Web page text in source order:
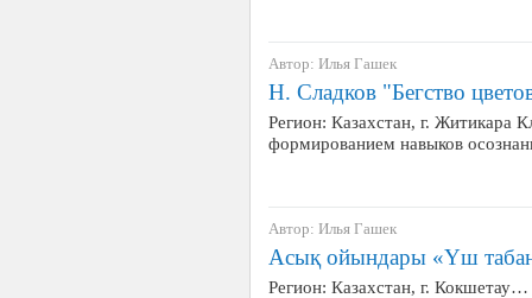
Автор: Илья Гашек
Н. Сладков "Бегство
Регион: Казахстан, г. Житикара
формированием навыков
Автор: Илья Гашек
Асық ойындары «Үш
Регион: Казахстан, г. Кокшетау…